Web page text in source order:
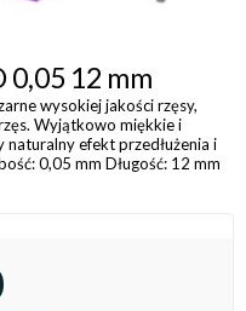
0,05 12 mm
wysokiej jakości rzęsy,
Wyjątkowo miękkie i
efekt przedłużenia i
0,05 mm Długość: 12 mm